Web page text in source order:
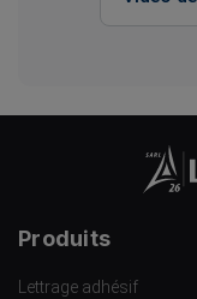
Produits
Lettrage adhésif